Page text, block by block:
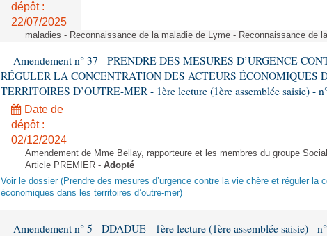
dépôt :
22/07/2025
maladies - Reconnaissance de la maladie de Lyme - Reconnaissance de
Amendement n° 37 - PRENDRE DES MESURES D’URGENCE
RÉGULER LA CONCENTRATION DES ACTEURS ÉCONOMIQUES
TERRITOIRES D’OUTRE-MER - 1ère lecture (1ère assemblée saisie) -
Date de
dépôt :
02/12/2024
Amendement de Mme Bellay, rapporteure et les membres du groupe
Article PREMIER - Adopté
Voir le dossier (Prendre des mesures d’urgence contre la vie chère et réguler la
économiques dans les territoires d’outre-mer)
Amendement n° 5 - DDADUE - 1ère lecture (1ère assemblée saisie) -